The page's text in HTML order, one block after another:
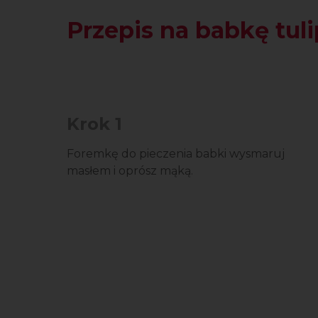
Przepis na babkę
Foremkę do pieczenia babki wysmaruj
masłem i oprósz mąką.